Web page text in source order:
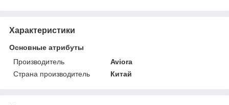
Характеристики
Основные атрибуты
Производитель
Aviora
Страна производитель
Китай